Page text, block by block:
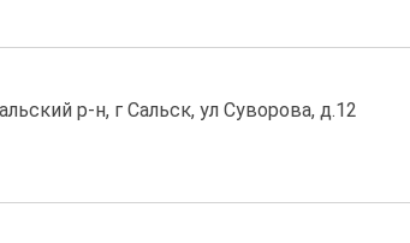
р-н, г Сальск, ул Суворова, д.12